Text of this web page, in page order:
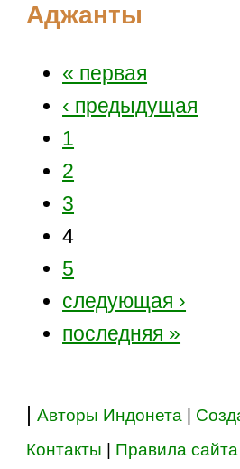
Аджанты
« первая
‹ предыдущая
1
2
3
4
5
следующая ›
последняя »
|Авторы Индонета |
Контакты | Правила сайта